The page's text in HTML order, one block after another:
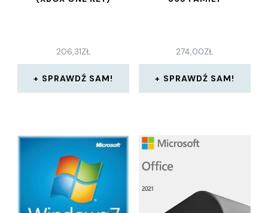
206,31ZŁ
SPRAWDŹ SAM!
274,00ZŁ
SPRAWDŹ SAM!